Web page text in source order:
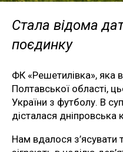
Стала відома
поєдинку
ФК «Решетилівка», яка
Полтавської області,
України з футболу. В
дісталася
Нам вдалося